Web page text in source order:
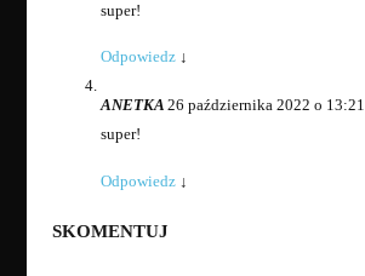
super!
Odpowiedz ↓
ANETKA 26 października 2022 o 13:21
super!
Odpowiedz ↓
SKOMENTUJ